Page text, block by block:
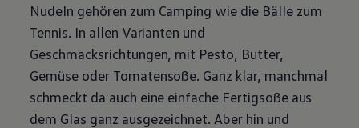
Nudeln gehören zum Camping wie die Bälle zum
Tennis. In allen Varianten und
Geschmacksrichtungen, mit Pesto, Butter,
Gemüse oder Tomatensoße. Ganz klar, manchmal
schmeckt da auch eine einfache Fertigsoße aus
dem Glas ganz ausgezeichnet. Aber hin und